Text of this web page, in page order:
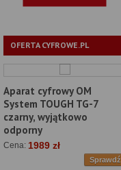
OFERTA CYFROWE.PL
Aparat cyfrowy OM
System TOUGH TG-7
czarny, wyjątkowo
odporny
Cena: 1989 zł
Sprawdź